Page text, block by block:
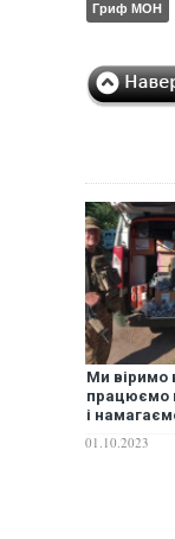
Гриф МОН
Ми віримо
працюємо
і
01.10.2023